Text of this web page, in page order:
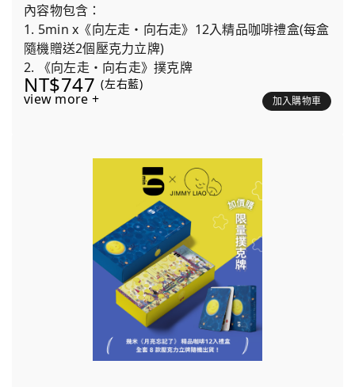
內容物包含：
1. 5min x《向左走・向右走》12入精品咖啡禮盒(每盒
隨機贈送2個壓克力立牌)
2. 《向左走・向右走》撲克牌
NT$747 (左右藍)
view more + 加入購物車